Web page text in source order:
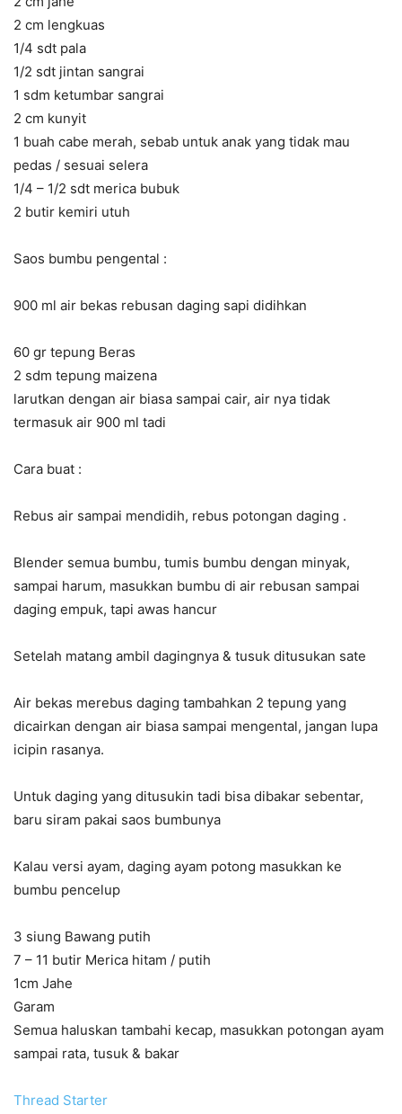
2 cm lengkuas
1/4 sdt pala
1/2 sdt jintan sangrai
1 sdm ketumbar sangrai
2 cm kunyit
1 buah cabe merah, sebab untuk anak yang tidak mau
pedas / sesuai selera
1/4 – 1/2 sdt merica bubuk
2 butir kemiri utuh
Saos bumbu pengental :
900 ml air bekas rebusan daging sapi didihkan
60 gr tepung Beras
2 sdm tepung maizena
larutkan dengan air biasa sampai cair, air nya tidak
termasuk air 900 ml tadi
Cara buat :
Rebus air sampai mendidih, rebus potongan daging .
Blender semua bumbu, tumis bumbu dengan minyak,
sampai harum, masukkan bumbu di air rebusan sampai
daging empuk, tapi awas hancur
Setelah matang ambil dagingnya & tusuk ditusukan sate
Air bekas merebus daging tambahkan 2 tepung yang
dicairkan dengan air biasa sampai mengental, jangan lupa
icipin rasanya.
Untuk daging yang ditusukin tadi bisa dibakar sebentar,
baru siram pakai saos bumbunya
Kalau versi ayam, daging ayam potong masukkan ke
bumbu pencelup
3 siung Bawang putih
7 – 11 butir Merica hitam / putih
1cm Jahe
Garam
Semua haluskan tambahi kecap, masukkan potongan ayam
sampai rata, tusuk & bakar
Thread Starter